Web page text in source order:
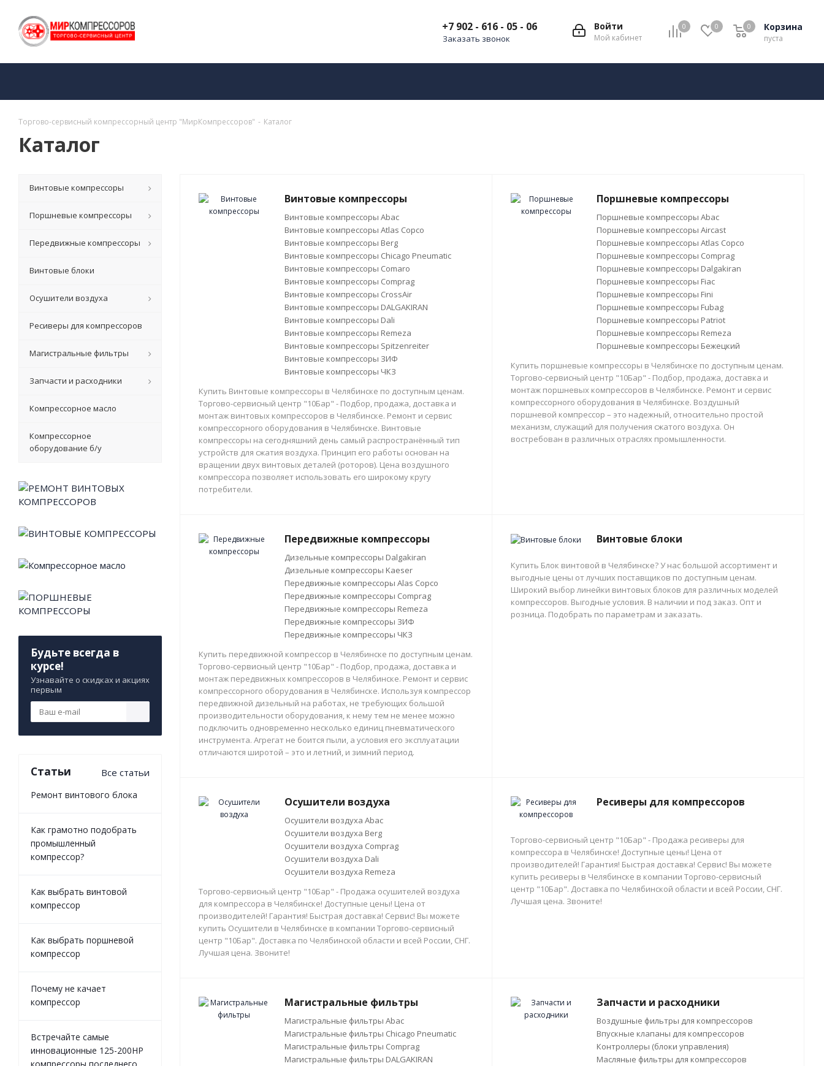
0 0 Корзина
пуста
0
Войти
Мой кабинет
+7 902 - 616 - 05 - 06
Заказать звонок
Торгово-сервисный компрессорный центр "МирКомпрессоров" - Каталог
Каталог
Винтовые компрессоры
Винтовые компрессоры Abac
Винтовые компрессоры Atlas Copco
Винтовые компрессоры Berg
Винтовые компрессоры Chicago Pneumatic
Винтовые компрессоры Comaro
Винтовые компрессоры Comprag
Винтовые компрессоры CrossAir
Винтовые компрессоры DALGAKIRAN
Винтовые компрессоры Dali
Винтовые компрессоры Remeza
Винтовые компрессоры Spitzenreiter
Винтовые компрессоры ЗИФ
Винтовые компрессоры ЧКЗ
Купить Винтовые компрессоры в Челябинске по доступным ценам.
Торгово-сервисный центр "10Бар" - Подбор, продажа, доставка и
монтаж винтовых компрессоров в Челябинске. Ремонт и сервис
компрессорного оборудования в Челябинске. Винтовые
компрессоры на сегодняшний день самый распространённый тип
устройств для сжатия воздуха. Принцип его работы основан на
вращении двух винтовых деталей (роторов). Цена воздушного
компрессора позволяет использовать его широкому кругу
потребители.
Поршневые компрессоры
Поршневые компрессоры Abac
Поршневые компрессоры Aircast
Поршневые компрессоры Atlas Copco
Поршневые компрессоры Comprag
Поршневые компрессоры Dalgakiran
Поршневые компрессоры Fiac
Поршневые компрессоры Fini
Поршневые компрессоры Fubag
Поршневые компрессоры Patriot
Поршневые компрессоры Remeza
Поршневые компрессоры Бежецкий
Купить поршневые компрессоры в Челябинске по доступным ценам.
Торгово-сервисный центр "10Бар" - Подбор, продажа, доставка и
монтаж поршневых компрессоров в Челябинске. Ремонт и сервис
компрессорного оборудования в Челябинске. Воздушный
поршневой компрессор – это надежный, относительно простой
механизм, служащий для получения сжатого воздуха. Он
востребован в различных отраслях промышленности.
Передвижные компрессоры
Дизельные компрессоры Dalgakiran
Дизельные компрессоры Kaeser
Передвижные компрессоры Alas Copco
Передвижные компрессоры Comprag
Передвижные компрессоры Remeza
Передвижные компрессоры ЗИФ
Передвижные компрессоры ЧКЗ
Купить передвижной компрессор в Челябинске по доступным ценам.
Торгово-сервисный центр "10Бар" - Подбор, продажа, доставка и
монтаж передвижных компрессоров в Челябинске. Ремонт и сервис
компрессорного оборудования в Челябинске. Используя компрессор
передвижной дизельный на работах, не требующих большой
производительности оборудования, к нему тем не менее можно
подключить одновременно несколько единиц пневматического
инструмента. Агрегат не боится пыли, а условия его эксплуатации
отличаются широтой – это и летний, и зимний период.
Винтовые блоки
Купить Блок винтовой в Челябинске? У нас большой ассортимент и
выгодные цены от лучших поставщиков по доступным ценам.
Широкий выбор линейки винтовых блоков для различных моделей
компрессоров. Выгодные условия. В наличии и под заказ. Опт и
розница. Подобрать по параметрам и заказать.
Осушители воздуха
Осушители воздуха Abac
Осушители воздуха Berg
Осушители воздуха Comprag
Осушители воздуха Dali
Осушители воздуха Remeza
Торгово-сервисный центр "10Бар" - Продажа осушителей воздуха
для компрессора в Челябинске! Доступные цены! Цена от
производителей! Гарантия! Быстрая доставка! Сервис! Вы можете
купить Осушители в Челябинске в компании Торгово-сервисный
центр "10Бар". Доставка по Челябинской области и всей России, СНГ.
Лучшая цена. Звоните!
Ресиверы для компрессоров
Торгово-сервисный центр "10Бар" - Продажа ресиверы для
компрессора в Челябинске! Доступные цены! Цена от
производителей! Гарантия! Быстрая доставка! Сервис! Вы можете
купить ресиверы в Челябинске в компании Торгово-сервисный
центр "10Бар". Доставка по Челябинской области и всей России, СНГ.
Лучшая цена. Звоните!
Магистральные фильтры
Магистральные фильтры Abac
Магистральные фильтры Chicago Pneumatic
Магистральные фильтры Comprag
Магистральные фильтры DALGAKIRAN
Запчасти и расходники
Воздушные фильтры для компрессоров
Впускные клапаны для компрессоров
Контроллеры (блоки управления)
Масляные фильтры для компрессоров
Винтовые компрессоры
Поршневые компрессоры
Передвижные компрессоры
Винтовые блоки
Осушители воздуха
Ресиверы для компрессоров
Магистральные фильтры
Запчасти и расходники
Компрессорное масло
Компрессорное
оборудование б/у
Будьте всегда в
курсе!
Узнавайте о скидках и акциях
первым
Статьи Все статьи
Ремонт винтового блока
Как грамотно подобрать
промышленный
компрессор?
Как выбрать винтовой
компрессор
Как выбрать поршневой
компрессор
Почему не качает
компрессор
Встречайте самые
инновационные 125-200HP